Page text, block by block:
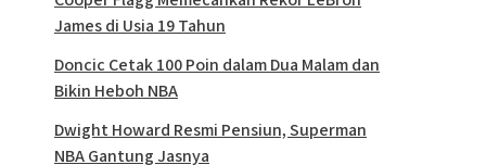
James di Usia 19 Tahun
Doncic Cetak 100 Poin dalam Dua Malam dan
Bikin Heboh NBA
Dwight Howard Resmi Pensiun, Superman
NBA Gantung Jasnya